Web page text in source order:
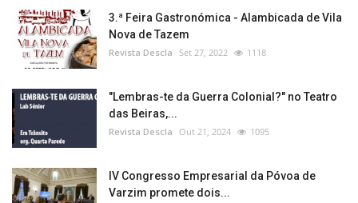
Ambiente
3.ª Feira Gastronómica - Alambicada de Vila
Nova de Tazem
Revista Descla Set 27, 2022 1118
"Lembras-te da Guerra Colonial?" no Teatro
das Beiras,...
Revista Descla Out 21, 2024 1095
IV Congresso Empresarial da Póvoa de
Varzim promete dois...